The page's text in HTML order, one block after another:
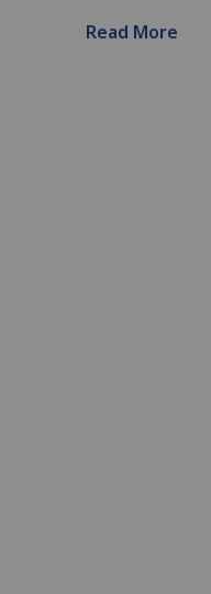
Read More